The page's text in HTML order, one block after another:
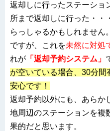
返却しに行ったステーショ
所まで返却しに行った・・
らっしゃるかもしれません。
ですが、これを未然に対処
れが 「返却予約システム」
が空いている場合、30分
安心です！
返却予約以外にも、あらか
地周辺のステーションを複
果的だと思います。